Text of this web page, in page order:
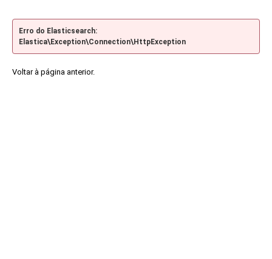
Erro do Elasticsearch:
Elastica\Exception\Connection\HttpException
Voltar à página anterior.